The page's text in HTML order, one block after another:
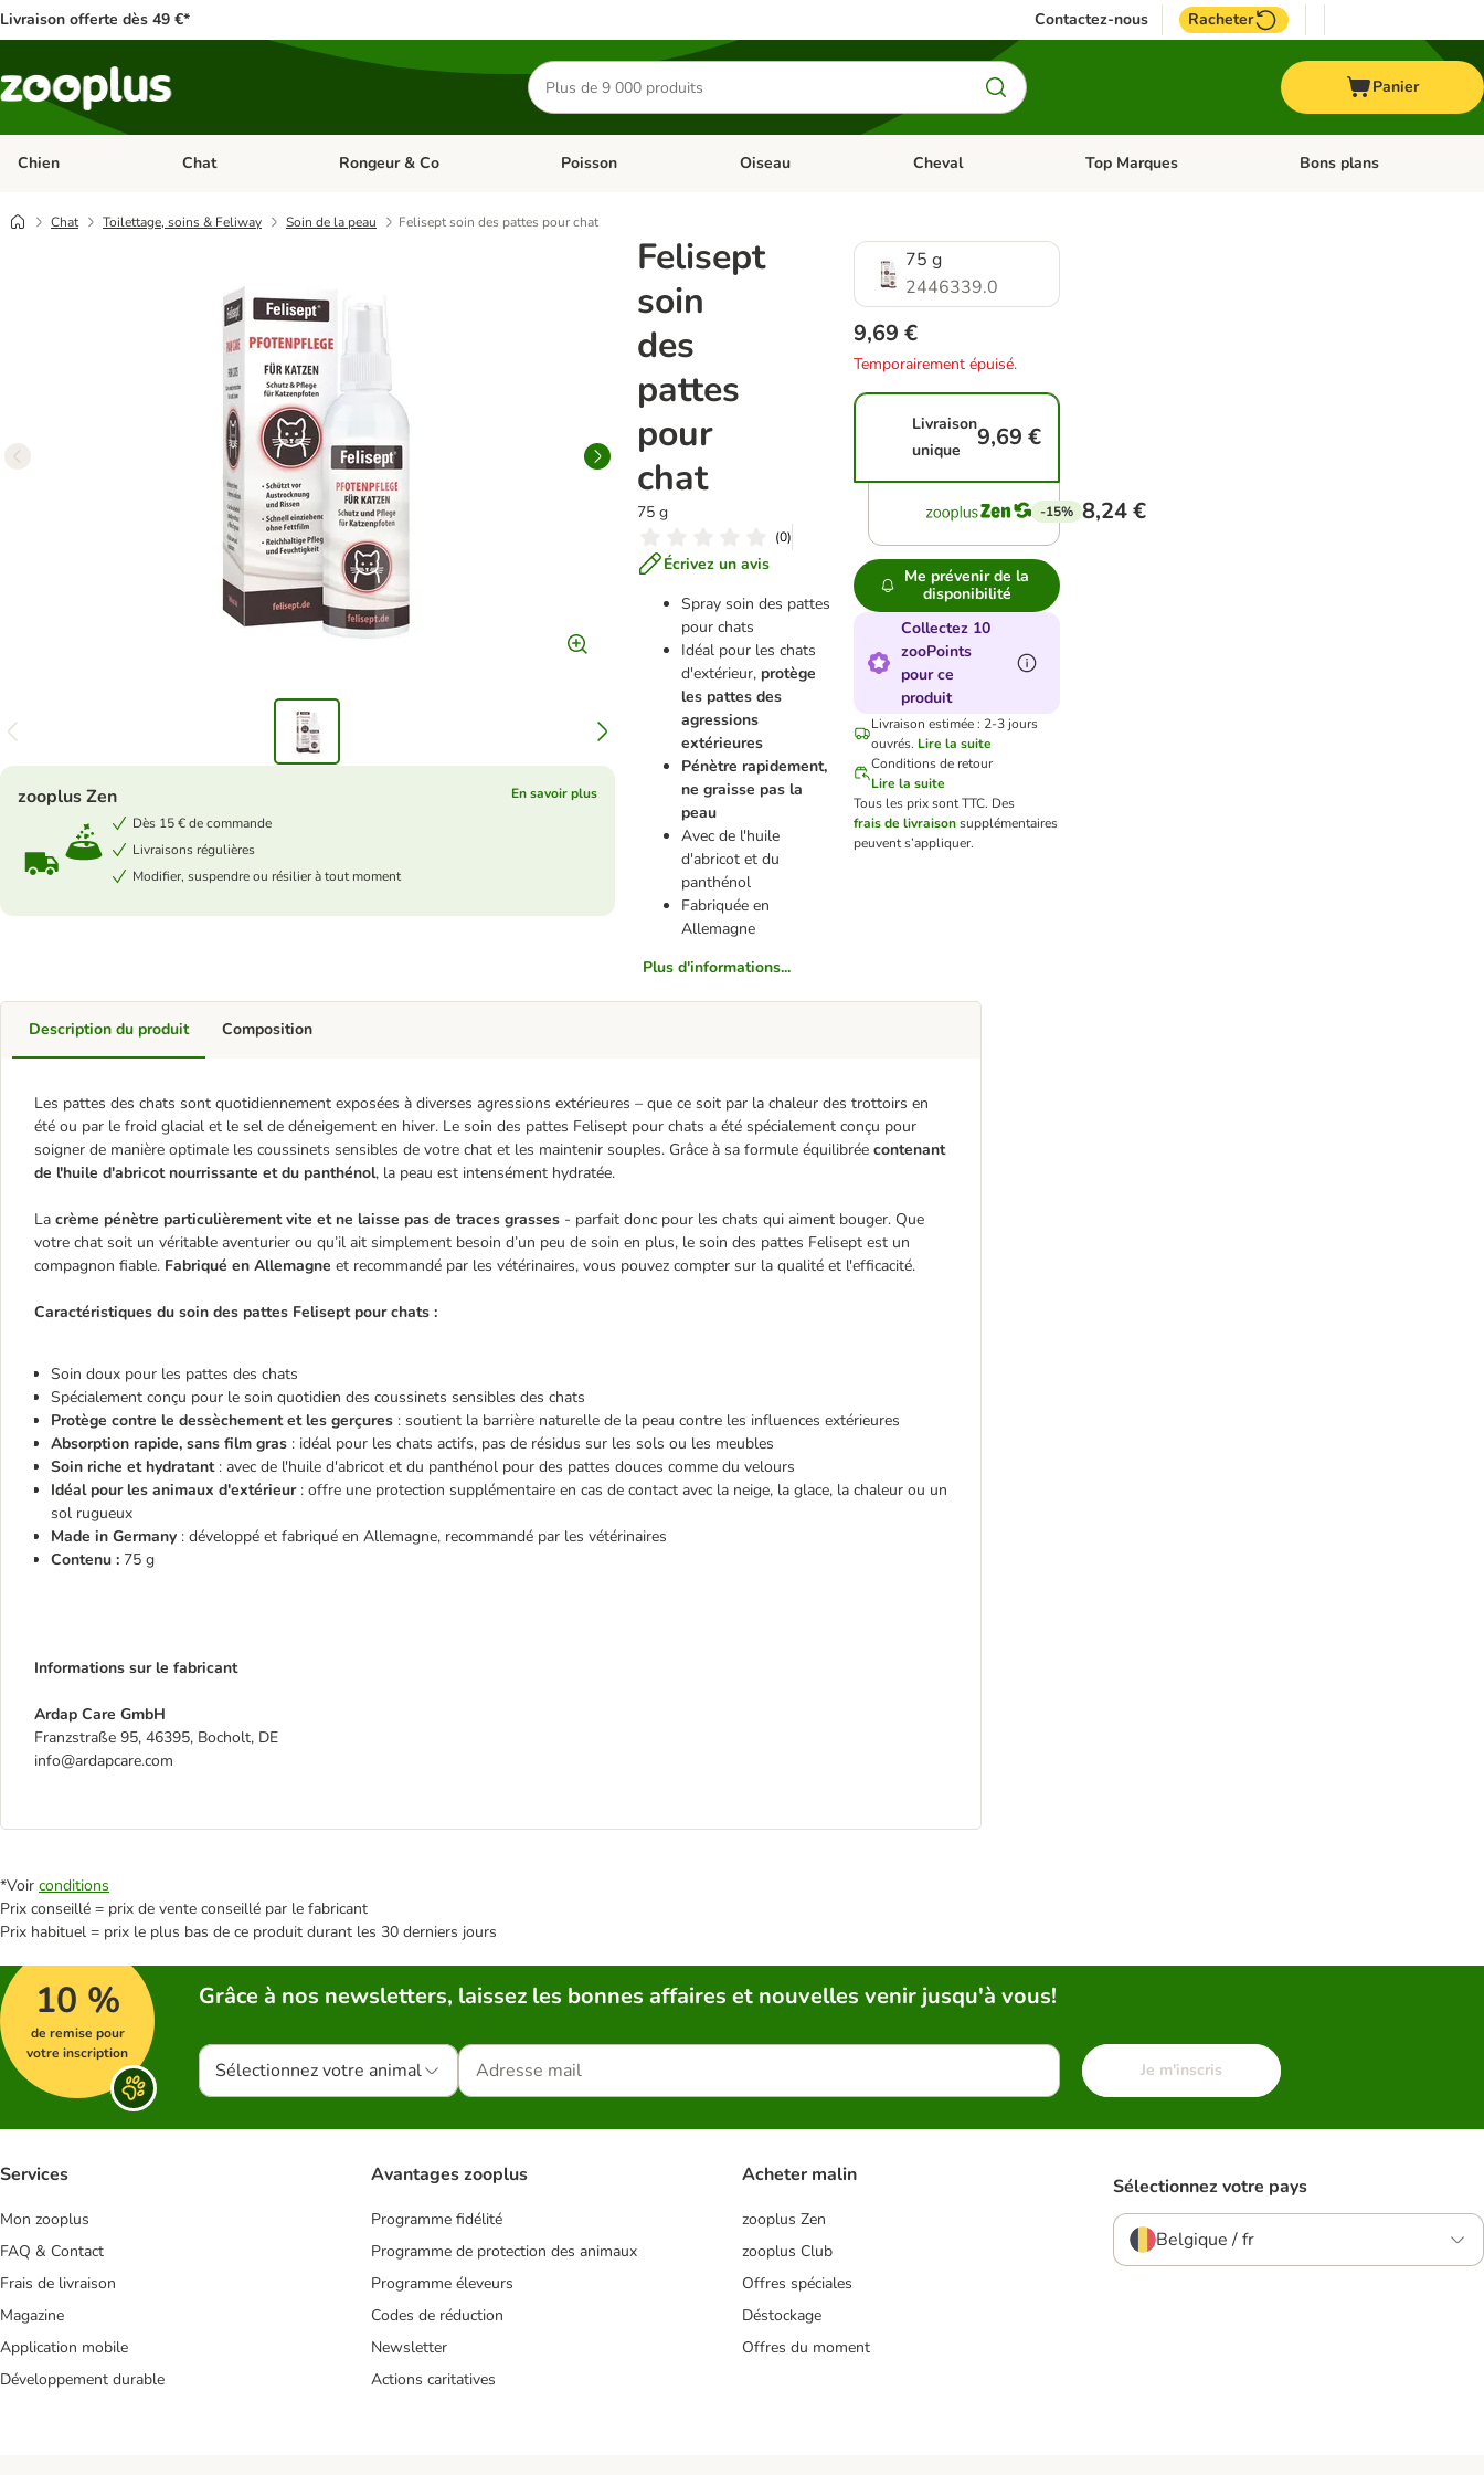
Livraison offerte dès 49 €* Contactez-nous Racheter
Rechercher
des
produits
Panier
Chien Dérouler les catégories: Chien
Chat Dérouler les catégories: Chat
Rongeur & Co Dérouler les catégories: Rongeur & Co
Poisson Dérouler les catégories: Poisson
Oiseau Dérouler les catégories: Oiseau
Cheval Dérouler les catégories: Cheval
Top Marques Dérouler les catégories: Top
Bons plans
Chat Toilettage, soins & Feliway Soin de la peau Felisept soin des pattes pour chat
Felisept
soin
des
pattes
pour
chat
75 g
(0)
Écrivez un avis
Spray soin des pattes
pour chats
Idéal pour les chats
d'extérieur, protège
les pattes des
agressions
extérieures
Pénètre rapidement,
ne graisse pas la
peau
Avec de l'huile
d'abricot et du
panthénol
Fabriquée en
Allemagne
Plus d'informations...
zooplus Zen
En savoir plus
Dès 15 € de commande
Livraisons régulières
Modifier, suspendre ou résilier à tout moment
75 g
2446339.0
9,69 €
Temporairement épuisé.
Livraison
unique
9,69 €
-15% 8,24 €
Me prévenir de la
disponibilité
Collectez 10
zooPoints
pour ce
produit
Livraison estimée : 2-3 jours
ouvrés. Lire la suite
Conditions de retour
Lire la suite
Tous les prix sont TTC. Des
frais de livraisonsupplémentaires
peuvent s’appliquer.
Description du produit
Les pattes des chats sont quotidiennement exposées à diverses agressions extérieures – que ce soit par la chaleur des trottoirs en
été ou par le froid glacial et le sel de déneigement en hiver. Le soin des pattes Felisept pour chats a été spécialement conçu pour
soigner de manière optimale les coussinets sensibles de votre chat et les maintenir souples. Grâce à sa formule équilibrée contenant
de l'huile d'abricot nourrissante et du panthénol, la peau est intensément hydratée.
La crème pénètre particulièrement vite et ne laisse pas de traces grasses - parfait donc pour les chats qui aiment bouger. Que
votre chat soit un véritable aventurier ou qu’il ait simplement besoin d’un peu de soin en plus, le soin des pattes Felisept est un
compagnon fiable. Fabriqué en Allemagne et recommandé par les vétérinaires, vous pouvez compter sur la qualité et l'efficacité.
Caractéristiques du soin des pattes Felisept pour chats :
Soin doux pour les pattes des chats
Spécialement conçu pour le soin quotidien des coussinets sensibles des chats
Protège contre le dessèchement et les gerçures : soutient la barrière naturelle de la peau contre les influences extérieures
Absorption rapide, sans film gras : idéal pour les chats actifs, pas de résidus sur les sols ou les meubles
Soin riche et hydratant : avec de l'huile d'abricot et du panthénol pour des pattes douces comme du velours
Idéal pour les animaux d'extérieur : offre une protection supplémentaire en cas de contact avec la neige, la glace, la chaleur ou un
sol rugueux
Made in Germany : développé et fabriqué en Allemagne, recommandé par les vétérinaires
Contenu : 75 g
Informations sur le fabricant
Ardap Care GmbH
Franzstraße 95, 46395, Bocholt, DE
info@ardapcare.com
Composition
*Voir conditions
Prix conseillé = prix de vente conseillé par le fabricant
Prix habituel = prix le plus bas de ce produit durant les 30 derniers jours
10 %
de remise pour
votre inscription
Grâce à nos newsletters, laissez les bonnes affaires et nouvelles venir jusqu'à vous!
Sélectionnez votre animal Je m'inscris
Services
Mon zooplus
FAQ & Contact
Frais de livraison
Magazine
Application mobile
Développement durable
Avantages zooplus
Programme fidélité
Programme de protection des animaux
Programme éleveurs
Codes de réduction
Newsletter
Actions caritatives
Acheter malin
zooplus Zen
zooplus Club
Offres spéciales
Déstockage
Offres du moment
Sélectionnez votre pays
Belgique / fr